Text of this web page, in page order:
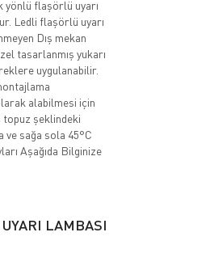
yönlü flaşörlü uyarı
Ledli flaşörlü uyarı
Dış mekan
tasarlanmış yukarı
uygulanabilir.
alabilmesi için
topuz şeklindeki
ve sağa sola 45°C
Aşağıda Bilginize
LAMBASI